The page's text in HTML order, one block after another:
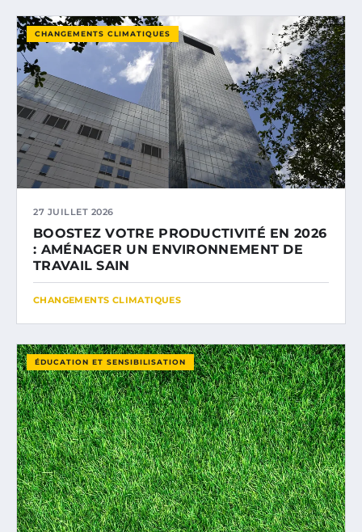
CHANGEMENTS CLIMATIQUES
27 JUILLET 2026
BOOSTEZ VOTRE PRODUCTIVITÉ EN 2026
: AMÉNAGER UN ENVIRONNEMENT DE
TRAVAIL SAIN
CHANGEMENTS CLIMATIQUES
ÉDUCATION ET SENSIBILISATION